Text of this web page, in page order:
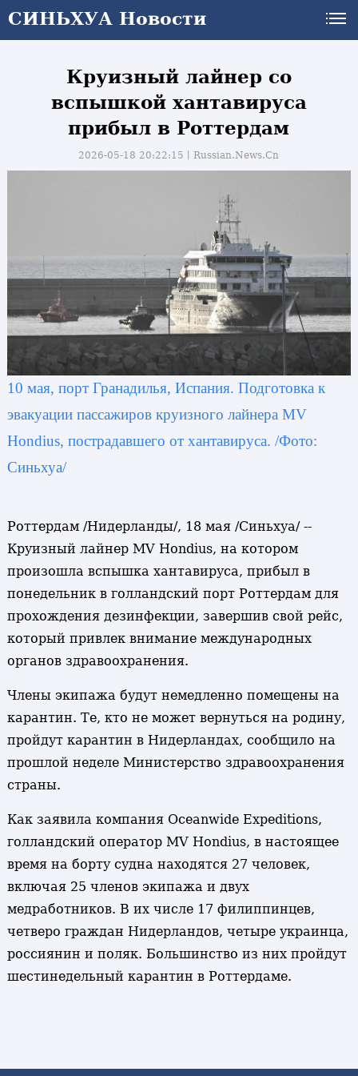
СИНЬХУА Новости
СИНЬХУА Новости
Круизный лайнер со
вспышкой хантавируса
прибыл в Роттердам
2026-05-18 20:22:15丨Russian.News.Cn
10 мая, порт Гранадилья, Испания. Подготовка к
эвакуации пассажиров круизного лайнера MV
Hondius, пострадавшего от хантавируса. /Фото:
Синьхуа/
Роттердам /Нидерланды/, 18 мая /Синьхуа/ --
Круизный лайнер MV Hondius, на котором
произошла вспышка хантавируса, прибыл в
понедельник в голландский порт Роттердам для
прохождения дезинфекции, завершив свой рейс,
который привлек внимание международных
органов здравоохранения.
Члены экипажа будут немедленно помещены на
карантин. Те, кто не может вернуться на родину,
пройдут карантин в Нидерландах, сообщило на
прошлой неделе Министерство здравоохранения
страны.
Как заявила компания Oceanwide Expeditions,
голландский оператор MV Hondius, в настоящее
время на борту судна находятся 27 человек,
включая 25 членов экипажа и двух
медработников. В их числе 17 филиппинцев,
четверо граждан Нидерландов, четыре украинца,
россиянин и поляк. Большинство из них пройдут
шестинедельный карантин в Роттердаме.